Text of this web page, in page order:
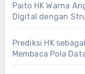
Paito HK Warna
Digital dengan
Prediksi HK
Membaca Pola